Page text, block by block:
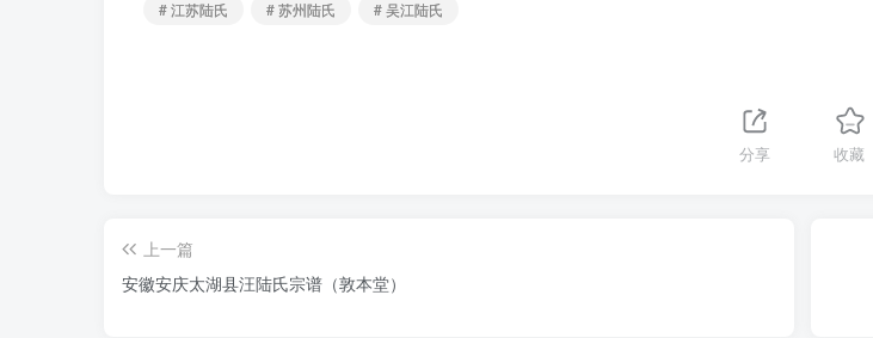
# 江苏陆氏 # 苏州陆氏 # 吴江陆氏
分享 收藏
上一篇
安徽安庆太湖县汪陆氏宗谱（敦本堂）